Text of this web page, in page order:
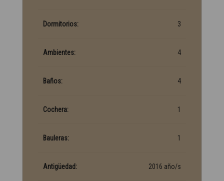
Dormitorios: 3
Ambientes: 4
Baños: 4
Cochera: 1
Bauleras: 1
Antigüedad: 2016 año/s